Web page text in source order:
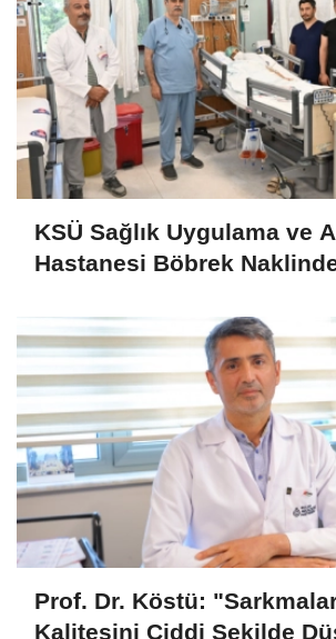
KSÜ Sağlık Uygulama ve
Hastanesi Böbrek
Prof. Dr. Köstü:
Kalitesini Ciddi Şekilde